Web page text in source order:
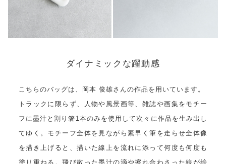
ダイナミックな躍動感
こちらのバッグは、岡本 俊雄さんの作品を用いています。
トラックに限らず、人物や風景画等、雑誌や画集をモチー
フに墨汁と割り箸1本のみを使用して次々に作品を生み出し
てゆく。モチーフ全体を見ながら素早く筆を走らせ全体像
を描き上げると、描いた線上を流れに添って何度も何度も
塗り重ねる。飛び散った墨汁の滴や擦れ合わさった線が絵